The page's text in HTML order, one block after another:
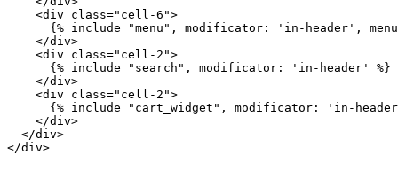
    <
div class=" cell-6 ">
{% include "menu", modificator: 'in-header',
    </
div>
    <
div class=" cell-2 ">
{% include "search", modificator: 'in-header' %}
    </
div>
    <
div class=" cell-2 ">
{% include "cart_widget", modificator: 'in-
    </
div>
  </
div>
</div>